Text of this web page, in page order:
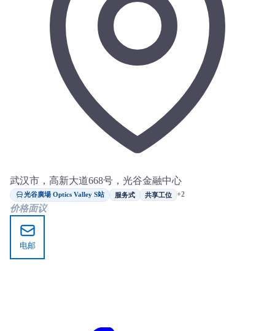
武汉市，高新大道668号，光谷金融中心
光谷廣場 Optics Valley S站 服务式 共享工位 +2
价格面议
电邮